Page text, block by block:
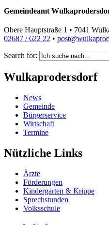
Gemeindeamt
Obere Hauptstraße 1 • 7041
02687 / 622 22 •
Search for:
Wulkaprodersdorf
News
Gemeinde
Bürgerservice
Wirtschaft
Termine
Nützliche Links
Ärzte
Förderungen
Kindergarten & Krippe
Sprechstunden
Volksschule